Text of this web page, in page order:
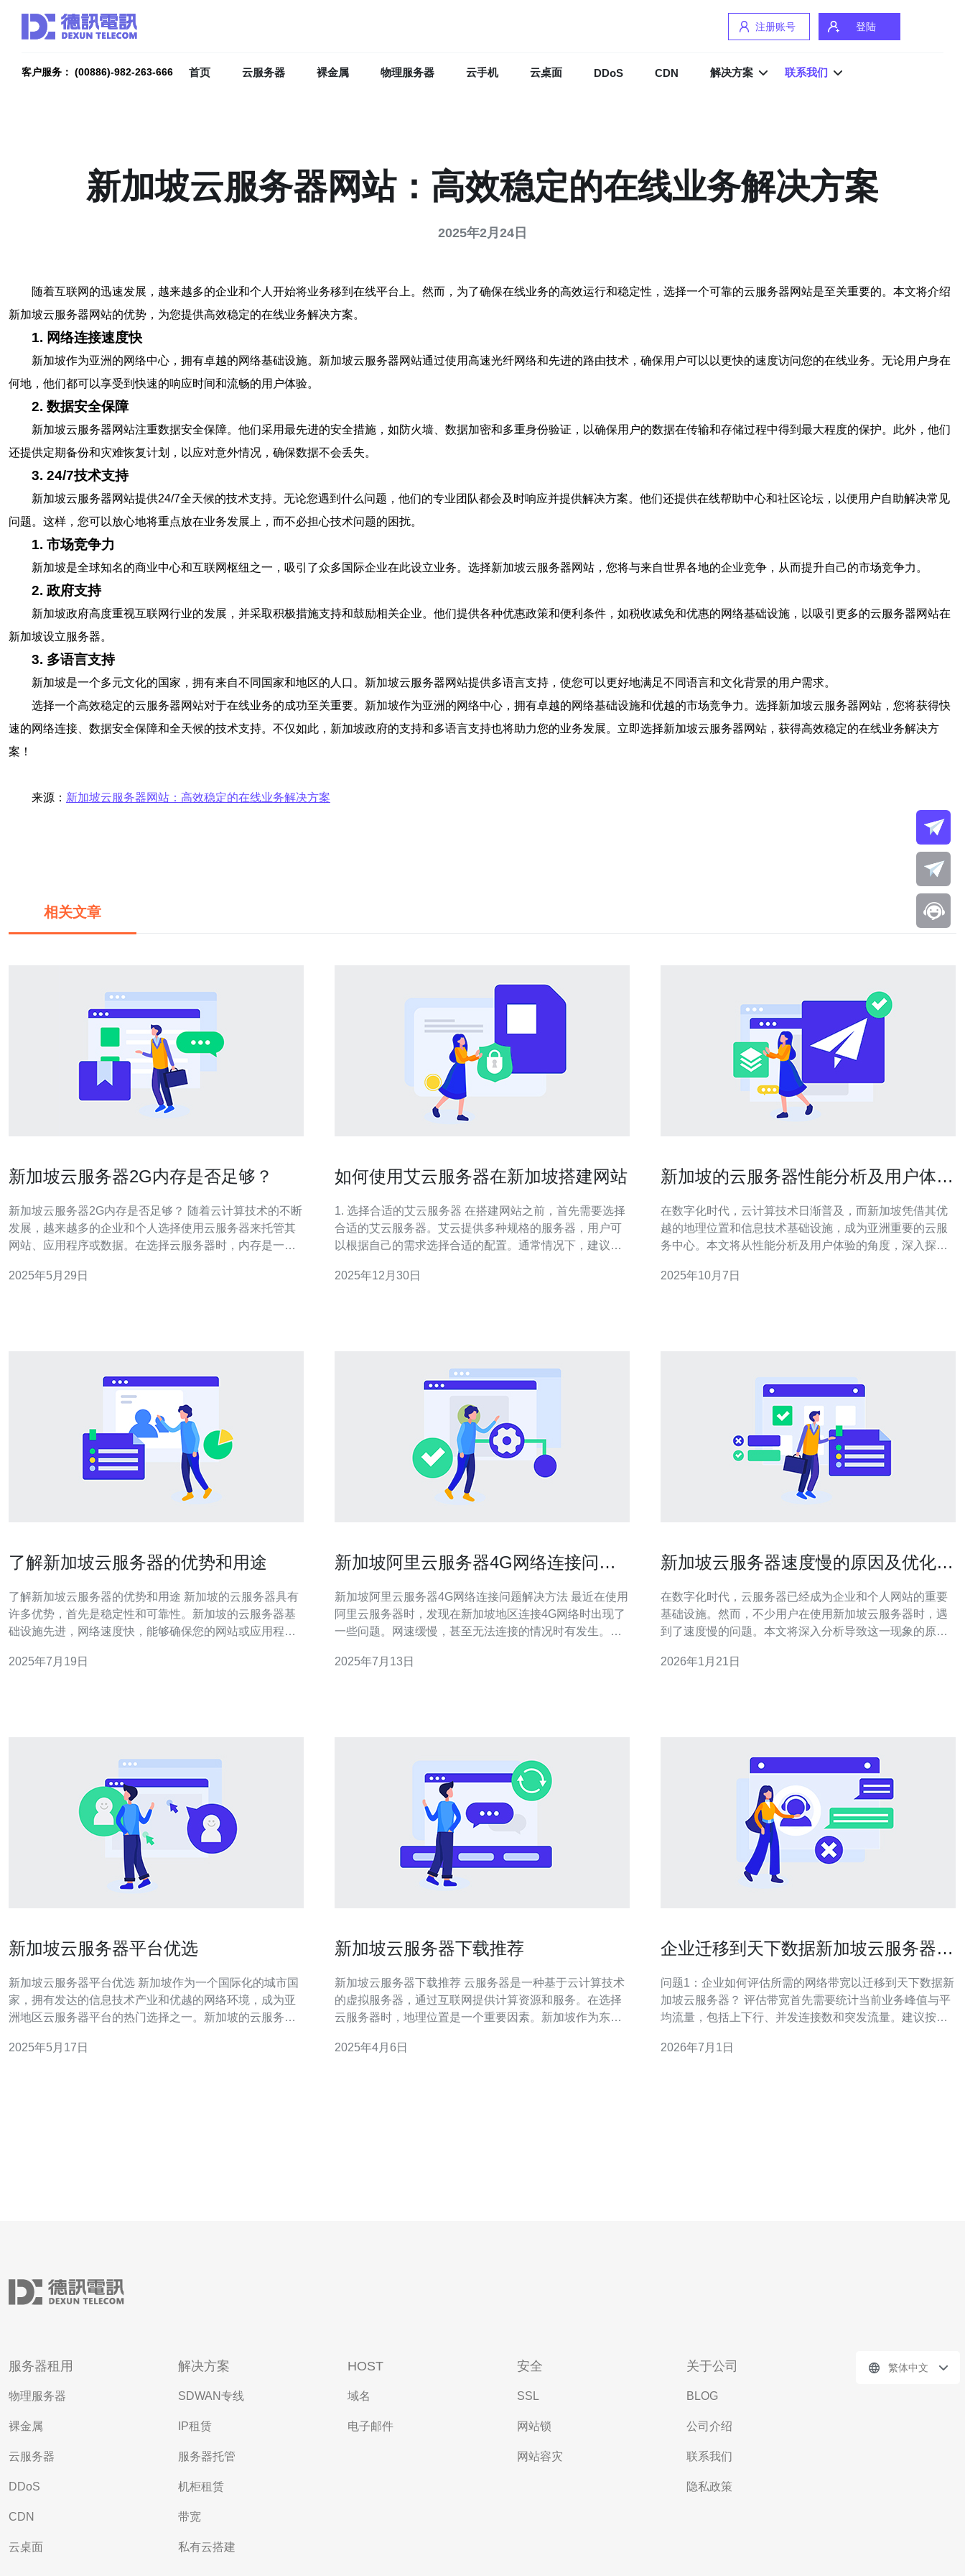
注册账号 登陆
客户服务： (00886)-982-263-666 首页 云服务器 裸金属 物理服务器 云手机 云桌面 DDoS CDN 解决方案 联系我们
新加坡云服务器网站：高效稳定的在线业务解决方案
2025年2月24日
随着互联网的迅速发展，越来越多的企业和个人开始将业务移到在线平台上。然而，为了确保在线业务的高效运行和稳定性，选择一个可靠的云服务器网站是至关重要的。本文将介绍
新加坡云服务器网站的优势，为您提供高效稳定的在线业务解决方案。
1. 网络连接速度快
新加坡作为亚洲的网络中心，拥有卓越的网络基础设施。新加坡云服务器网站通过使用高速光纤网络和先进的路由技术，确保用户可以以更快的速度访问您的在线业务。无论用户身在
何地，他们都可以享受到快速的响应时间和流畅的用户体验。
2. 数据安全保障
新加坡云服务器网站注重数据安全保障。他们采用最先进的安全措施，如防火墙、数据加密和多重身份验证，以确保用户的数据在传输和存储过程中得到最大程度的保护。此外，他们
还提供定期备份和灾难恢复计划，以应对意外情况，确保数据不会丢失。
3. 24/7技术支持
新加坡云服务器网站提供24/7全天候的技术支持。无论您遇到什么问题，他们的专业团队都会及时响应并提供解决方案。他们还提供在线帮助中心和社区论坛，以便用户自助解决常见
问题。这样，您可以放心地将重点放在业务发展上，而不必担心技术问题的困扰。
1. 市场竞争力
新加坡是全球知名的商业中心和互联网枢纽之一，吸引了众多国际企业在此设立业务。选择新加坡云服务器网站，您将与来自世界各地的企业竞争，从而提升自己的市场竞争力。
2. 政府支持
新加坡政府高度重视互联网行业的发展，并采取积极措施支持和鼓励相关企业。他们提供各种优惠政策和便利条件，如税收减免和优惠的网络基础设施，以吸引更多的云服务器网站在
新加坡设立服务器。
3. 多语言支持
新加坡是一个多元文化的国家，拥有来自不同国家和地区的人口。新加坡云服务器网站提供多语言支持，使您可以更好地满足不同语言和文化背景的用户需求。
选择一个高效稳定的云服务器网站对于在线业务的成功至关重要。新加坡作为亚洲的网络中心，拥有卓越的网络基础设施和优越的市场竞争力。选择新加坡云服务器网站，您将获得快
速的网络连接、数据安全保障和全天候的技术支持。不仅如此，新加坡政府的支持和多语言支持也将助力您的业务发展。立即选择新加坡云服务器网站，获得高效稳定的在线业务解决方
案！
来源： 新加坡云服务器网站：高效稳定的在线业务解决方案
相关文章
新加坡云服务器2G内存是否足够？
新加坡云服务器2G内存是否足够？ 随着云计算技术的不断
发展，越来越多的企业和个人选择使用云服务器来托管其
网站、应用程序或数据。在选择云服务器时，内存是一个
的选项，其中2G内存是一种常见的选择。那么，新加坡云
2025年5月29日
如何使用艾云服务器在新加坡搭建网站
1. 选择合适的艾云服务器 在搭建网站之前，首先需要选择
合适的艾云服务器。艾云提供多种规格的服务器，用户可
以根据自己的需求选择合适的配置。通常情况下，建议选
流畅。 访问艾云官方网站，注册一个账户，并选择新加坡
2025年12月30日
新加坡的云服务器性能分析及用户体验
在数字化时代，云计算技术日渐普及，而新加坡凭借其优
越的地理位置和信息技术基础设施，成为亚洲重要的云服
务中心。本文将从性能分析及用户体验的角度，深入探讨
务。 新加坡的云服务器有哪些优势？ 新加坡的云服务器在
2025年10月7日
了解新加坡云服务器的优势和用途
了解新加坡云服务器的优势和用途 新加坡的云服务器具有
许多优势，首先是稳定性和可靠性。新加坡的云服务器基
础设施先进，网络速度快，能够确保您的网站或应用程序
用严格的安全措施，保护用户数据免受黑客攻击。另外，
2025年7月19日
新加坡阿里云服务器4G网络连接问题
新加坡阿里云服务器4G网络连接问题解决方法 最近在使用
阿里云服务器时，发现在新加坡地区连接4G网络时出现了
一些问题。网速缓慢，甚至无法连接的情况时有发生。这
题可能是由于服务器与当地网络之间的特定设置或配置不
2025年7月13日
新加坡云服务器速度慢的原因及优化技
在数字化时代，云服务器已经成为企业和个人网站的重要
基础设施。然而，不少用户在使用新加坡云服务器时，遇
到了速度慢的问题。本文将深入分析导致这一现象的原
的性能。 新加坡云服务器速度慢的原因是什么？ 新加坡云
2026年1月21日
新加坡云服务器平台优选
新加坡云服务器平台优选 新加坡作为一个国际化的城市国
家，拥有发达的信息技术产业和优越的网络环境，成为亚
洲地区云服务器平台的热门选择之一。新加坡的云服务器
户支持，吸引了许多用户选择在新加坡托管他们的网站和
2025年5月17日
新加坡云服务器下载推荐
新加坡云服务器下载推荐 云服务器是一种基于云计算技术
的虚拟服务器，通过互联网提供计算资源和服务。在选择
云服务器时，地理位置是一个重要因素。新加坡作为东南
适合许多用户的需求。 1. AWS云服务器 亚马逊云服务
2025年4月6日
企业迁移到天下数据新加坡云服务器前
问题1：企业如何评估所需的网络带宽以迁移到天下数据新
加坡云服务器？ 评估带宽首先需要统计当前业务峰值与平
均流量，包括上下行、并发连接数和突发流量。建议按业
将现有流量乘以业务增长预估与冗余系数，再考虑公网出
2026年7月1日
服务器租用
物理服务器
裸金属
云服务器
DDoS
CDN
云桌面
解决方案
SDWAN专线
IP租赁
服务器托管
机柜租赁
带宽
私有云搭建
HOST
域名
电子邮件
安全
SSL
网站锁
网站容灾
关于公司
BLOG
公司介绍
联系我们
隐私政策
繁体中文